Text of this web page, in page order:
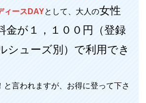
ィースDAYとして、大人の女性
金が１，１００円（登録
シューズ別）で利用でき
と言われますが、お得に登って下さ